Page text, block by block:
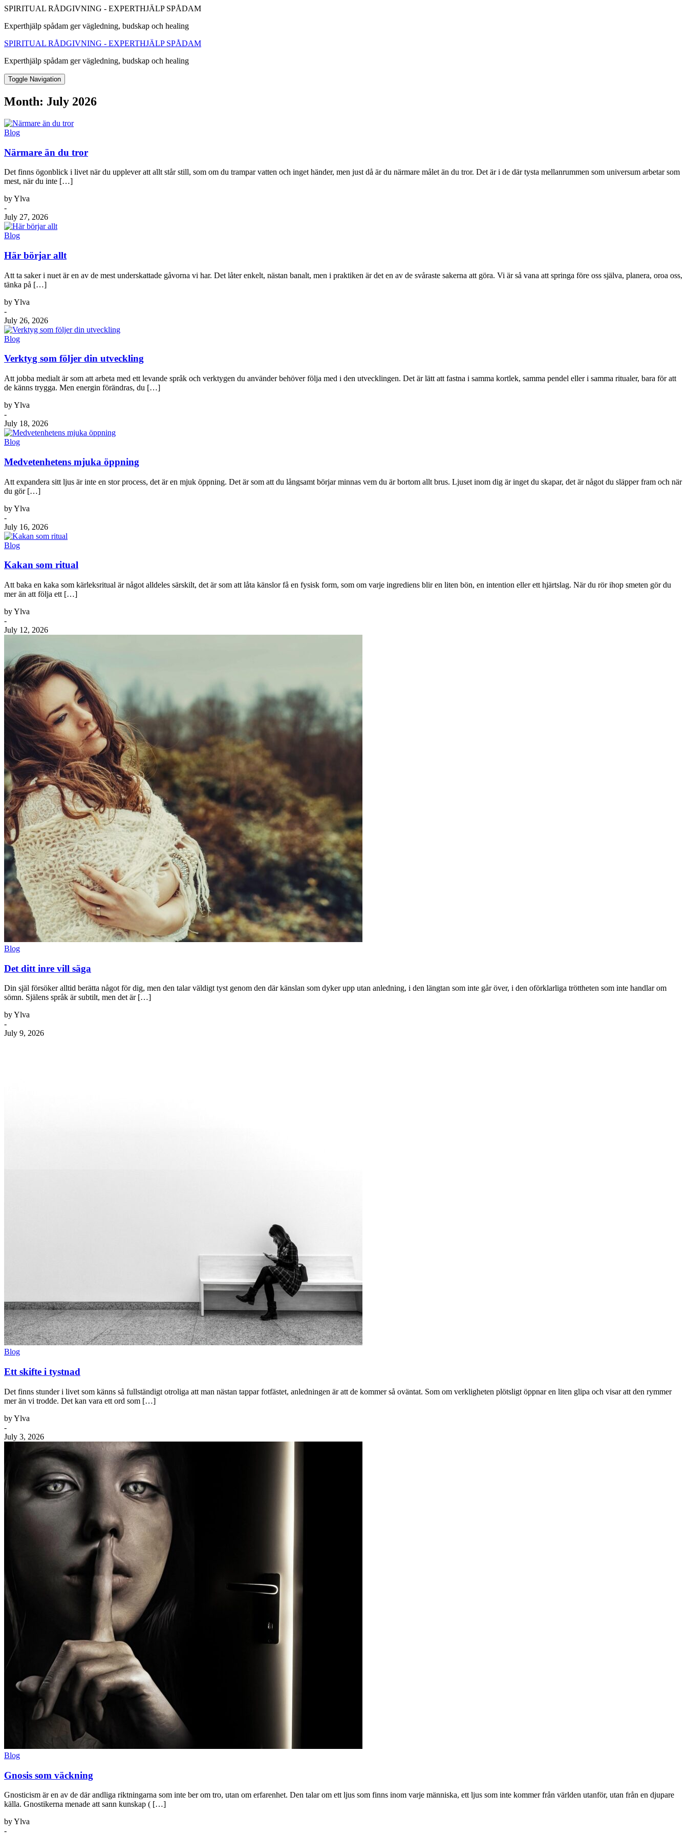
SPIRITUAL RÅDGIVNING - EXPERTHJÄLP SPÅDAM
Experthjälp spådam ger vägledning, budskap och healing
SPIRITUAL RÅDGIVNING - EXPERTHJÄLP SPÅDAM
Experthjälp spådam ger vägledning, budskap och healing
Toggle Navigation
Month: July 2026
Blog
Närmare än du tror
Det finns ögonblick i livet när du upplever att allt står still, som om du trampar vatten och inget händer, men just då är du närmare målet än du tror. Det är i de där tysta mellanrummen som universum arbetar som
mest, när du inte […]
by Ylva
-
July 27, 2026
Blog
Här börjar allt
Att ta saker i nuet är en av de mest underskattade gåvorna vi har. Det låter enkelt, nästan banalt, men i praktiken är det en av de svåraste sakerna att göra. Vi är så vana att springa före oss själva, planera, oroa oss,
tänka på […]
by Ylva
-
July 26, 2026
Blog
Verktyg som följer din utveckling
Att jobba medialt är som att arbeta med ett levande språk och verktygen du använder behöver följa med i den utvecklingen. Det är lätt att fastna i samma kortlek, samma pendel eller i samma ritualer, bara för att
de känns trygga. Men energin förändras, du […]
by Ylva
-
July 18, 2026
Blog
Medvetenhetens mjuka öppning
Att expandera sitt ljus är inte en stor process, det är en mjuk öppning. Det är som att du långsamt börjar minnas vem du är bortom allt brus. Ljuset inom dig är inget du skapar, det är något du släpper fram och när
du gör […]
by Ylva
-
July 16, 2026
Blog
Kakan som ritual
Att baka en kaka som kärleksritual är något alldeles särskilt, det är som att låta känslor få en fysisk form, som om varje ingrediens blir en liten bön, en intention eller ett hjärtslag. När du rör ihop smeten gör du
mer än att följa ett […]
by Ylva
-
July 12, 2026
Blog
Det ditt inre vill säga
Din själ försöker alltid berätta något för dig, men den talar väldigt tyst genom den där känslan som dyker upp utan anledning, i den längtan som inte går över, i den oförklarliga tröttheten som inte handlar om
sömn. Själens språk är subtilt, men det är […]
by Ylva
-
July 9, 2026
Blog
Ett skifte i tystnad
Det finns stunder i livet som känns så fullständigt otroliga att man nästan tappar fotfästet, anledningen är att de kommer så oväntat. Som om verkligheten plötsligt öppnar en liten glipa och visar att den rymmer
mer än vi trodde. Det kan vara ett ord som […]
by Ylva
-
July 3, 2026
Blog
Gnosis som väckning
Gnosticism är en av de där andliga riktningarna som inte ber om tro, utan om erfarenhet. Den talar om ett ljus som finns inom varje människa, ett ljus som inte kommer från världen utanför, utan från en djupare
källa. Gnostikerna menade att sann kunskap ( […]
by Ylva
-